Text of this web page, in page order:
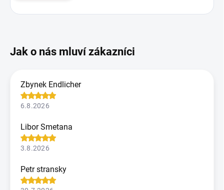
Zbynek Endlicher
6.8.2026
Libor Smetana
3.8.2026
Petr stransky